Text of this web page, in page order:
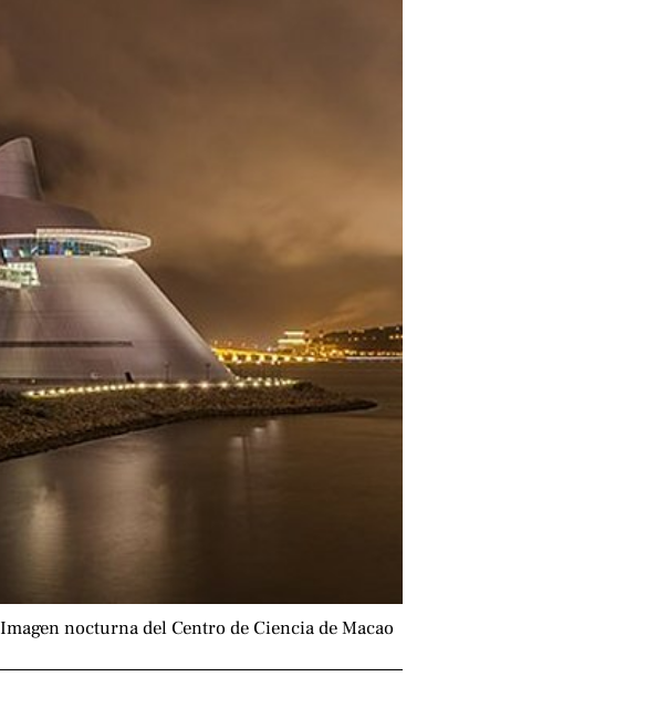
Imagen nocturna del Centro de Ciencia de Macao